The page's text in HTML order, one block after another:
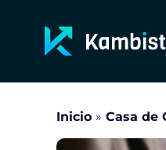
contenido
Inicio Casa de